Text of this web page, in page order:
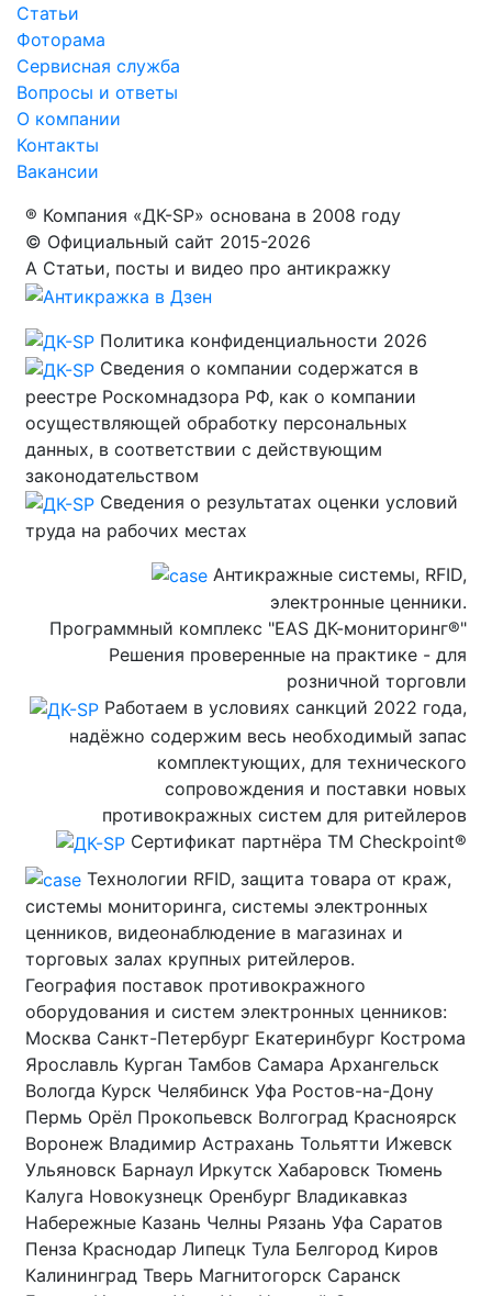
Статьи
Фоторама
Сервисная служба
Вопросы и ответы
О компании
Контакты
Вакансии
® Компания «ДК-SP» основана в 2008 году
© Официальный сайт 2015-2026
Α Статьи, посты и видео про антикражку
Политика конфиденциальности 2026
Сведения о компании содержатся в
реестре Роскомнадзора РФ, как о компании
осуществляющей обработку персональных
данных, в соответствии с действующим
законодательством
Сведения о результатах оценки условий
труда на рабочих местах
Антикражные системы, RFID,
электронные ценники.
Программный комплекс "EAS ДК-мониторинг®"
Решения проверенные на практике - для
розничной торговли
Работаем в условиях санкций 2022 года,
надёжно содержим весь необходимый запас
комплектующих, для технического
сопровождения и поставки новых
противокражных систем для ритейлеров
Сертификат партнёра TM Checkpoint®
Технологии RFID, защита товара от краж,
системы мониторинга, системы электронных
ценников, видеонаблюдение в магазинах и
торговых залах крупных ритейлеров.
География поставок противокражного
оборудования и систем электронных ценников:
Москва Санкт-Петербург Екатеринбург Кострома
Ярославль Курган Тамбов Самара Архангельск
Вологда Курск Челябинск Уфа Ростов-на-Дону
Пермь Орёл Прокопьевск Волгоград Красноярск
Воронеж Владимир Астрахань Тольятти Ижевск
Ульяновск Барнаул Иркутск Хабаровск Тюмень
Калуга Новокузнецк Оренбург Владикавказ
Набережные Казань Челны Рязань Уфа Саратов
Пенза Краснодар Липецк Тула Белгород Киров
Калининград Тверь Магнитогорск Саранск